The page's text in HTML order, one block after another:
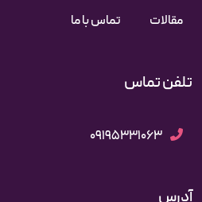
مقالات تماس با ما
تلفن تماس
09195331063